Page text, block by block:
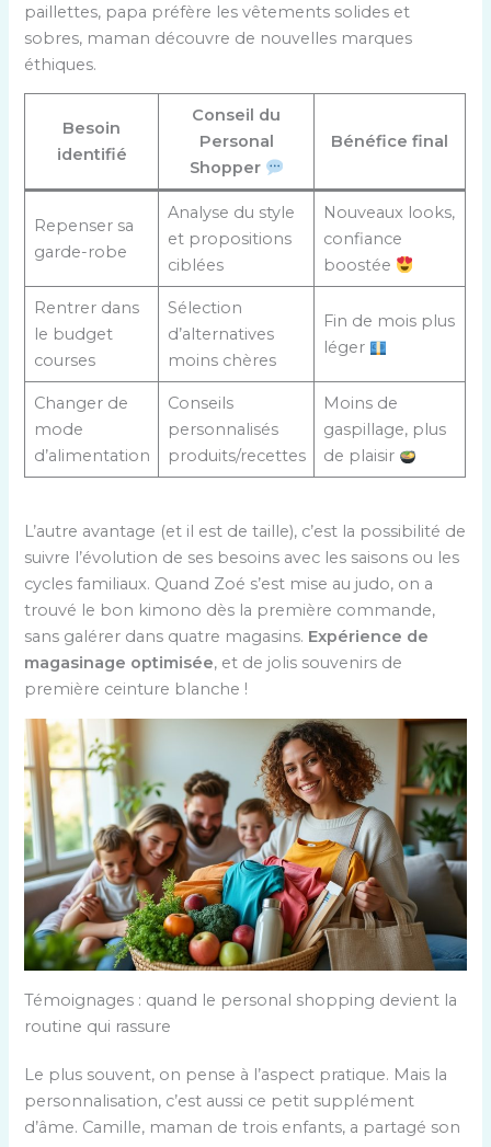
paillettes, papa préfère les vêtements solides et
sobres, maman découvre de nouvelles marques
éthiques.
Besoin
identifié
Conseil du
Personal
Shopper
Bénéfice final
Repenser sa
garde-robe
Analyse du style
et propositions
ciblées
Nouveaux looks,
confiance
boostée
Rentrer dans
le budget
courses
Sélection
d’alternatives
moins chères
Fin de mois plus
léger
Changer de
mode
d’alimentation
Conseils
personnalisés
produits/recettes
Moins de
gaspillage, plus
de plaisir
L’autre avantage (et il est de taille), c’est la possibilité de
suivre l’évolution de ses besoins avec les saisons ou les
cycles familiaux. Quand Zoé s’est mise au judo, on a
trouvé le bon kimono dès la première commande,
sans galérer dans quatre magasins. Expérience de
magasinage optimisée, et de jolis souvenirs de
première ceinture blanche !
Témoignages : quand le personal shopping devient la
routine qui rassure
Le plus souvent, on pense à l’aspect pratique. Mais la
personnalisation, c’est aussi ce petit supplément
d’âme. Camille, maman de trois enfants, a partagé son